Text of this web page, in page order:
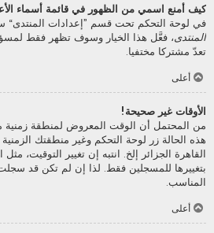
كيف أمنع اسمي من الظهور في قائمة أسماء
في لوحة التحكم تحت قسم ”إعدادات
المنتدى، فعَّل هذا الخيار وسوف تظهر فقط
تعدّ مشتركا مختفيا.
أعلى
الأوقات غير صحيحة!
من المحتمل أن الوقت المعروض لمنطقة زمنية
هذه الحالة زر لوحة التحكم وغير منطقتك
القاهرة الجزائر إلخ. انتبه إن تغيير التوقيت،
بتغييرها للمسجلين فقط. لذا إن لم تكن قد
المناسب.
أعلى